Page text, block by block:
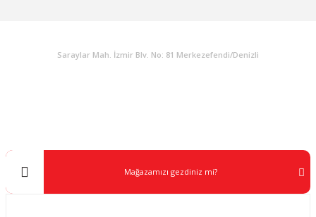
Saraylar Mah. İzmir Blv. No: 81 Merkezefendi/Denizli
Mağazamızı gezdiniz mi?